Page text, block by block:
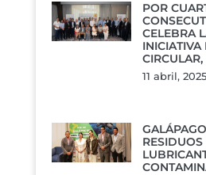
POR
CELEBRA
CIRCULAR,
11 abril, 2025
RESIDUOS